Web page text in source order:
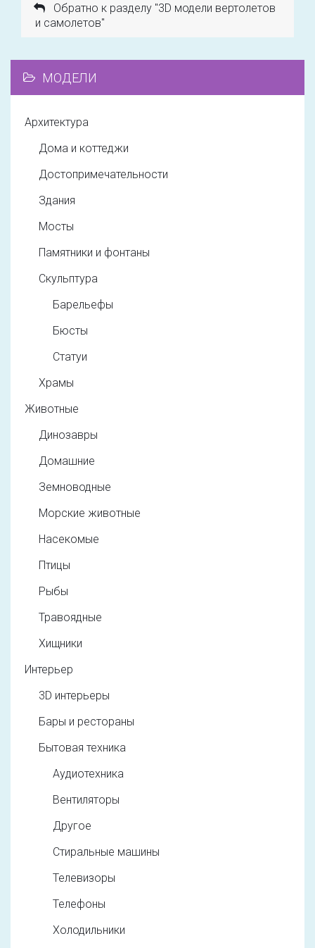
Обратно к разделу "3D модели вертолетов
и самолетов"
МОДЕЛИ
Архитектура
Дома и коттеджи
Достопримечательности
Здания
Мосты
Памятники и фонтаны
Скульптура
Барельефы
Бюсты
Статуи
Храмы
Животные
Динозавры
Домашние
Земноводные
Морские животные
Насекомые
Птицы
Рыбы
Травоядные
Хищники
Интерьер
3D интерьеры
Бары и рестораны
Бытовая техника
Аудиотехника
Вентиляторы
Другое
Стиральные машины
Телевизоры
Телефоны
Холодильники